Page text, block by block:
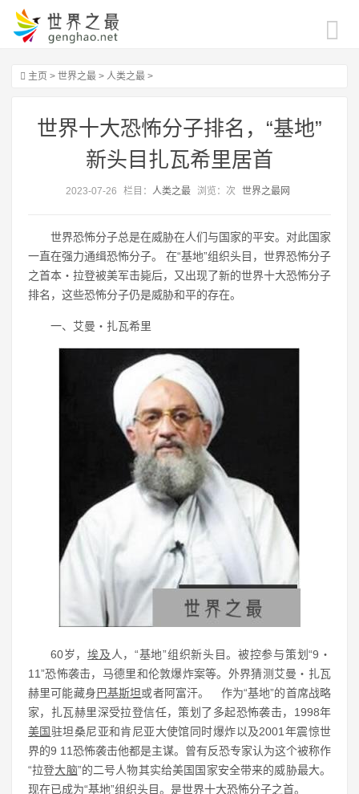
主页 > 世界之最 > 人类之最 >
世界十大恐怖分子排名，“基地”
新头目扎瓦希里居首
2023-07-26 栏目： 人类之最 浏览： 次 世界之最网
世界恐怖分子总是在威胁在人们与国家的平安。对此国家
一直在强力通缉恐怖分子。 在“基地”组织头目，世界恐怖分子
之首本・拉登被美军击毙后，又出现了新的世界十大恐怖分子
排名，这些恐怖分子仍是威胁和平的存在。
一、艾曼・扎瓦希里
60岁，埃及 人，“基地”组织新头目。被控参与策划“9・
11”恐怖袭击，马德里和伦敦爆炸案等。外界猜测艾曼・扎瓦
赫里可能藏身巴基斯坦或者阿富汗。 作为“基地”的首席战略
家，扎瓦赫里深受拉登信任，策划了多起恐怖袭击，1998年
美国驻坦桑尼亚和肯尼亚大使馆同时爆炸以及2001年震惊世
界的9 11恐怖袭击他都是主谋。曾有反恐专家认为这个被称作
“拉登大脑”的二号人物其实给美国国家安全带来的威胁最大。
现在已成为“基地”组织头目。是世界十大恐怖分子之首。